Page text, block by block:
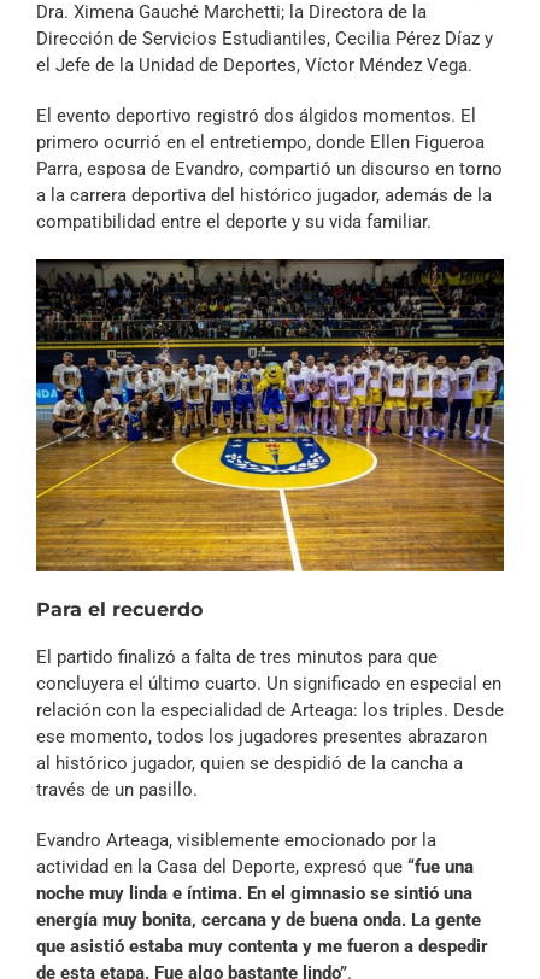
Dra. Ximena Gauché Marchetti; la Directora de la
Dirección de Servicios Estudiantiles, Cecilia Pérez Díaz y
el Jefe de la Unidad de Deportes, Víctor Méndez Vega.
El evento deportivo registró dos álgidos momentos. El
primero ocurrió en el entretiempo, donde Ellen Figueroa
Parra, esposa de Evandro, compartió un discurso en torno
a la carrera deportiva del histórico jugador, además de la
compatibilidad entre el deporte y su vida familiar.
Para el recuerdo
El partido finalizó a falta de tres minutos para que
concluyera el último cuarto. Un significado en especial en
relación con la especialidad de Arteaga: los triples. Desde
ese momento, todos los jugadores presentes abrazaron
al histórico jugador, quien se despidió de la cancha a
través de un pasillo.
Evandro Arteaga, visiblemente emocionado por la
actividad en la Casa del Deporte, expresó que “fue una
noche muy linda e íntima. En el gimnasio se sintió una
energía muy bonita, cercana y de buena onda. La gente
que asistió estaba muy contenta y me fueron a despedir
de esta etapa. Fue algo bastante lindo”.